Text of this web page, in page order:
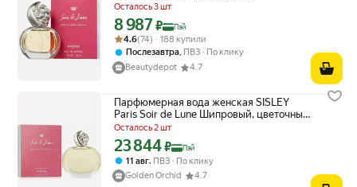
Осталось 3 шт
Цена с картой Яндекс Пэй 8987 ₽ вместо
8 987₽ Пэй
Рейтинг товара: 4.6 из 5
Оценок: (74) · 188 купили
4.6(74) · 188 купили
Послезавтра ПВЗ
По клику
Beautydepot
4.7
Парфюмерная вода женская SISLEY
Paris Soir de Lune Шипровый, цветочный
аромат 100 мл
Осталось 2 шт
Цена с картой Яндекс Пэй 23844 ₽ вместо
23 844₽ Пэй
11 авг, ПВЗ
По клику
Golden Orchid
4.7